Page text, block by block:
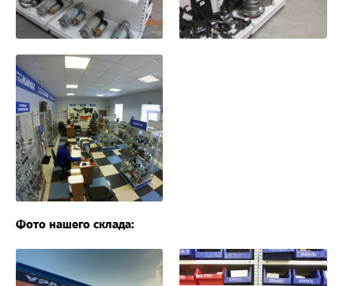
Фото нашего склада: